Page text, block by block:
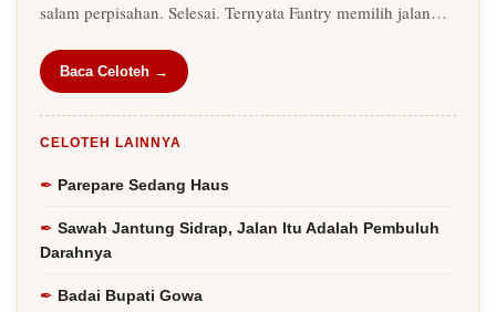
salam perpisahan. Selesai. Ternyata Fantry memilih jalan…
Baca Celoteh →
CELOTEH LAINNYA
Parepare Sedang Haus
Sawah Jantung Sidrap, Jalan Itu Adalah Pembuluh
Darahnya
Badai Bupati Gowa